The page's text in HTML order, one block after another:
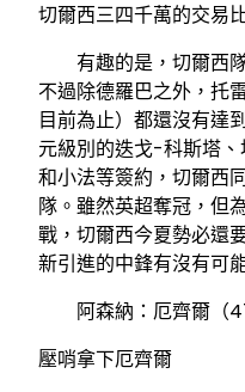
切爾西三四千萬的交易
有趣的是，切爾西隊
不過除德羅巴之外，托
目前為止）都還沒有達
元級別的迭戈-科斯塔
和小法等簽約，切爾西
隊。雖然英超奪冠，但
戰，切爾西今夏勢必還
新引進的中鋒有沒有可
阿森納：厄齊爾（
壓哨拿下厄齊爾